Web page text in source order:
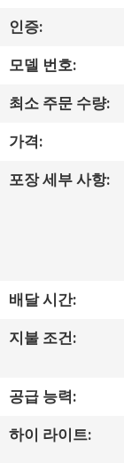
리
에
여
여
행
품
질
인증:
모델 번호:
최소 주문 수량:
가격:
포장 세부 사항:
배달 시간:
지불 조건:
공급 능력:
하이 라이트: